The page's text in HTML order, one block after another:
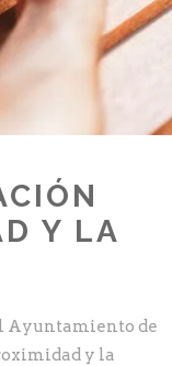
Y LA
Ayuntamiento de
y la